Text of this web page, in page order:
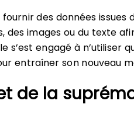
des données
des images ou du texte
s’est engagé à n’utiliser
entraîner son nouveau
de la